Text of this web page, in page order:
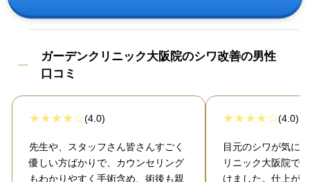
ガーデンクリニック大阪院のシワ改善の男性
口コミ
(4.0)
先生や、スタッフさん皆さんすごく
優しい方ばかりで、カウンセリング
もわかりやすく手術含め、術後も親
(4.0)
目元のシワが気に
リニック大阪院で
けました。仕上が